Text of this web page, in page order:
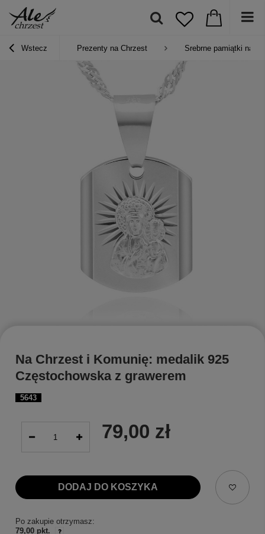
Wstecz Prezenty na Chrzest Srebrne pamiątki na
5643
Na Chrzest i Komunię: medalik 925
Częstochowska z grawerem
79,00 zł
DODAJ DO KOSZYKA
Po zakupie otrzymasz:
79,00 pkt.